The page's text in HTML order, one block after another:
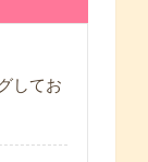
してお